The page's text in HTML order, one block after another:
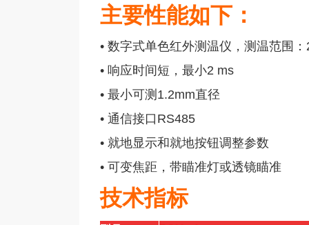
主要性能如下：
• 数字式单色红外测温仪，测温范围
• 响应时间短，最小2 ms
• 最小可测1.2mm直径
• 通信接口RS485
• 就地显示和就地按钮调整参数
• 可变焦距，带瞄准灯或透镜瞄准
技术指标